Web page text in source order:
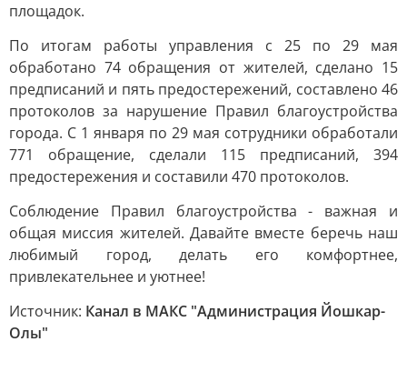
площадок.
По итогам работы управления с 25 по 29 мая
обработано 74 обращения от жителей, сделано 15
предписаний и пять предостережений, составлено 46
протоколов за нарушение Правил благоустройства
города. С 1 января по 29 мая сотрудники обработали
771 обращение, сделали 115 предписаний, 394
предостережения и составили 470 протоколов.
Соблюдение Правил благоустройства - важная и
общая миссия жителей. Давайте вместе беречь наш
любимый город, делать его комфортнее,
привлекательнее и уютнее!
Источник: Канал в МАКС "Администрация Йошкар-
Олы"